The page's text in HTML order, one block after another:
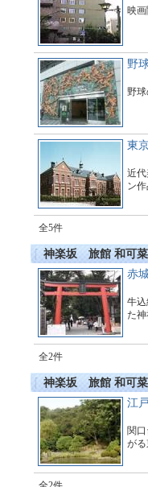
映
野
野
東
近
ン
全5件
神楽坂 旅館 和可菜
赤
牛込
た神
全2件
神楽坂 旅館 和可菜
江
関
がる